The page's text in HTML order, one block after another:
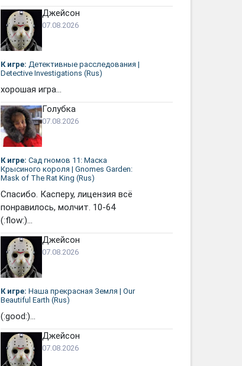
Джейсон
07.08.2026
К игре: Детективные расследования |
Detective Investigations (Rus)
хорошая игра...
Голубка
07.08.2026
К игре: Сад гномов 11: Маска
Крысиного короля | Gnomes Garden:
Mask of The Rat King (Rus)
Спасибо. Касперу, лицензия всё
понравилось, молчит. 10-64
(:flow:)...
Джейсон
07.08.2026
К игре: Наша прекрасная Земля | Our
Beautiful Earth (Rus)
(:good:)...
Джейсон
07.08.2026